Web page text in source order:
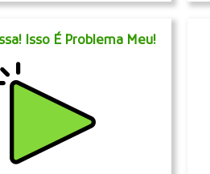
Isso É Problema Meu!